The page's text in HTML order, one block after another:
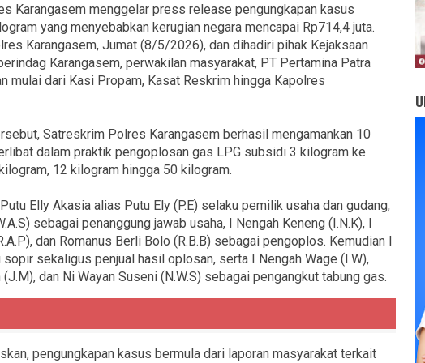
Karangasem menggelar press release pengungkapan kasus
yang menyebabkan kerugian negara mencapai Rp714,4 juta.
Karangasem, Jumat (8/5/2026), dan dihadiri pihak Kejaksaan
Karangasem, perwakilan masyarakat, PT Pertamina Patra
mulai dari Kasi Propam, Kasat Reskrim hingga Kapolres
Satreskrim Polres Karangasem berhasil mengamankan 10
dalam praktik pengoplosan gas LPG subsidi 3 kilogram ke
12 kilogram hingga 50 kilogram.
Elly Akasia alias Putu Ely (P.E) selaku pemilik usaha dan gudang,
sebagai penanggung jawab usaha, I Nengah Keneng (I.N.K), I
dan Romanus Berli Bolo (R.B.B) sebagai pengoplos. Kemudian I
sekaligus penjual hasil oplosan, serta I Nengah Wage (I.W),
dan Ni Wayan Suseni (N.W.S) sebagai pengangkut tabung gas.
pengungkapan kasus bermula dari laporan masyarakat terkait